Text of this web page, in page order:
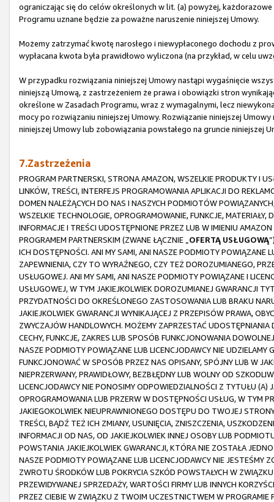
ograniczając się do celów określonych w lit. (a) powyżej,
Programu uznane będzie za poważne naruszenie niniejszej Umowy.
Możemy zatrzymać kwotę narosłego i niewypłaconego dochodu z
wypłacana kwota była prawidłowo wyliczona (na przykład, w celu
W przypadku rozwiązania niniejszej Umowy nastąpi wygaśnięcie
niniejszą Umową, z zastrzeżeniem że prawa i obowiązki stron
określone w Zasadach Programu, wraz z wymagalnymi, lecz
mocy po rozwiązaniu niniejszej Umowy. Rozwiązanie niniejszej
niniejszej Umowy lub zobowiązania powstałego na gruncie niniejszej
7.Zastrzeżenia
PROGRAM PARTNERSKI, STRONA AMAZON, WSZELKIE PRODUKTY I
LINKÓW, TREŚCI, INTERFEJS PROGRAMOWANIA APLIKACJI DO
DOMEN NALEŻĄCYCH DO NAS I NASZYCH PODMIOTÓW
WSZELKIE TECHNOLOGIE, OPROGRAMOWANIE, FUNKCJE,
INFORMACJE I TREŚCI UDOSTĘPNIONE PRZEZ LUB W IMIENIU
PROGRAMEM PARTNERSKIM (ZWANE ŁĄCZNIE „ OFERTĄ USŁUGOWĄ
ICH DOSTĘPNOŚCI. ANI MY SAMI, ANI NASZE PODMIOTY POWIĄZANE
ZAPEWNIENIA, CZY TO WYRAŹNEGO, CZY TEŻ DOROZUMIANEGO,
USŁUGOWEJ. ANI MY SAMI, ANI NASZE PODMIOTY POWIĄZANE I
USŁUGOWEJ, W TYM JAKIEJKOLWIEK DOROZUMIANEJ GWARANCJI
PRZYDATNOŚCI DO OKREŚLONEGO ZASTOSOWANIA LUB BRAKU
JAKIEJKOLWIEK GWARANCJI WYNIKAJĄCEJ Z PRZEPISÓW PRAWA,
ZWYCZAJÓW HANDLOWYCH. MOŻEMY ZAPRZESTAĆ
CECHY, FUNKCJE, ZAKRES LUB SPOSÓB FUNKCJONOWANIA
NASZE PODMIOTY POWIĄZANE LUB LICENCJODAWCY NIE
FUNKCJONOWAĆ W SPOSÓB PRZEZ NAS OPISANY, SPÓJNY LUB W
NIEPRZERWANY, PRAWIDŁOWY, BEZBŁĘDNY LUB WOLNY OD
LICENCJODAWCY NIE PONOSIMY ODPOWIEDZIALNOŚCI Z TYTUŁU
OPROGRAMOWANIA LUB PRZERW W DOSTĘPNOŚCI USŁUG, W TYM
JAKIEGOKOLWIEK NIEUPRAWNIONEGO DOSTĘPU DO TWOJEJ
TREŚCI, BĄDŹ TEŻ ICH ZMIANY, USUNIĘCIA, ZNISZCZENIA,
INFORMACJI OD NAS, OD JAKIEJKOLWIEK INNEJ OSOBY LUB
POWSTANIA JAKIEJKOLWIEK GWARANCJI, KTÓRA NIE ZOSTAŁA
NASZE PODMIOTY POWIĄZANE LUB LICENCJODAWCY NIE
ZWROTU ŚRODKÓW LUB POKRYCIA SZKÓD POWSTAŁYCH W
PRZEWIDYWANEJ SPRZEDAŻY, WARTOŚCI FIRMY LUB INNYCH
PRZEZ CIEBIE W ZWIĄZKU Z TWOIM UCZESTNICTWEM W